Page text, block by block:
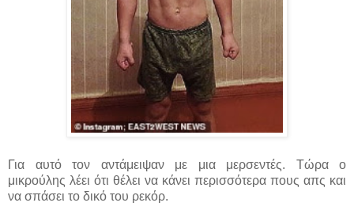
Για αυτό τον αντάμειψαν με μια μερσεντές. Τώρα ο
μικρούλης λέει ότι θέλει να κάνει περισσότερα πους απς και
να σπάσει το δικό του ρεκόρ.